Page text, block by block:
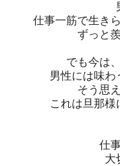
仕事一筋で生き
ずっと
でも今は
男性には味わ
そう思
これは旦那様
仕
大